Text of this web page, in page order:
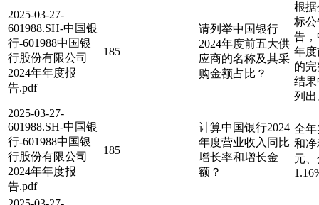
2025-03-27-
601988.SH-中国银
行-601988中国银
行股份有限公司
2024年年度报
告.pdf
185
请列举中国银行
2024年度前五大供
应商的名称及其采
购金额占比？
根
标
告，
年
的
结
列出
2025-03-27-
601988.SH-中国银
行-601988中国银
行股份有限公司
2024年年度报
告.pdf
185
计算中国银行2024
年度营业收入同比
增长率和增长金
额？
全
和净
元